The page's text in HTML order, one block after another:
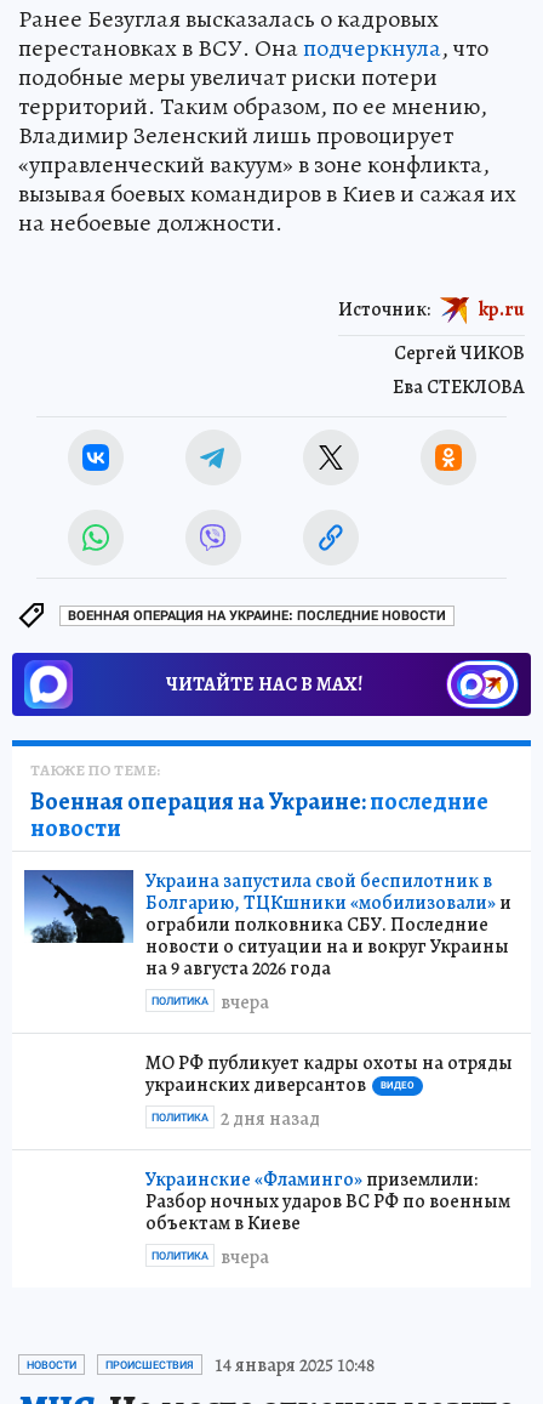
Ранее Безуглая высказалась о кадровых
перестановках в ВСУ. Онаподчеркнула, что
подобные меры увеличат риски потери
территорий. Таким образом, по ее мнению,
Владимир Зеленский лишь провоцирует
«управленческий вакуум» в зоне конфликта,
вызывая боевых командиров в Киев и сажая их
на небоевые должности.
Сергей ЧИКОВ
Ева СТЕКЛОВА
Источник: kp.ru
ВОЕННАЯ ОПЕРАЦИЯ НА УКРАИНЕ: ПОСЛЕДНИЕ НОВОСТИ
ЧИТАЙТЕ НАС В МАХ!
ТАКЖЕ ПО ТЕМЕ:
Военная операция на Украине:последние
новости
Украина запустила свой беспилотник в
Болгарию, ТЦКшники «мобилизовали»и
ограбили полковника СБУ. Последние
новости о ситуации на и вокруг Украины
на 9 августа 2026 года
вчера
ПОЛИТИКА
МО РФ публикует кадры охоты на отряды
украинских диверсантов
ВИДЕО
2 дня назад
ПОЛИТИКА
Украинские «Фламинго»приземлили:
Разбор ночных ударов ВС РФ по военным
объектам в Киеве
вчера
ПОЛИТИКА
НОВОСТИ ПРОИСШЕСТВИЯ 14 января 2025 10:48